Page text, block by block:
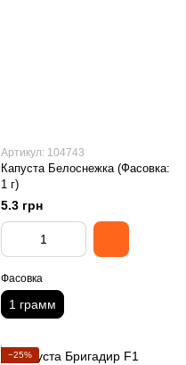
Артикул: 104743
Капуста Белоснежка (Фасовка:
1 г)
5.3 грн
Фасовка
1 грамм
−25%